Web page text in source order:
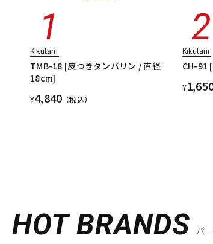
Kikutani
TMB-18 [皮つきタンバリン / 直径
18cm]
¥4,840 （税込）
Kikutani
CH-91
¥
HOT BRANDS パ